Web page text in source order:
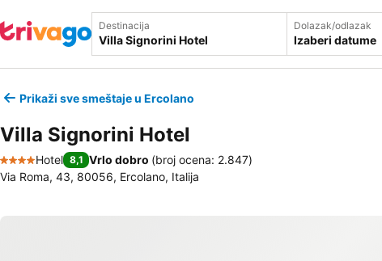
Destinacija Dolazak/odlazak
Izaberi datume
Prikaži sve smeštaje u Ercolano
Villa Signorini Hotel
4 Zvezdice
Hotel 8,1 Vrlo dobro (broj ocena: 2.847)
Via Roma, 43, 80056, Ercolano, Italija